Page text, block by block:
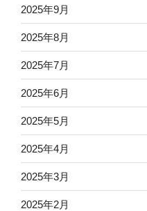
2025年9月
2025年8月
2025年7月
2025年6月
2025年5月
2025年4月
2025年3月
2025年2月